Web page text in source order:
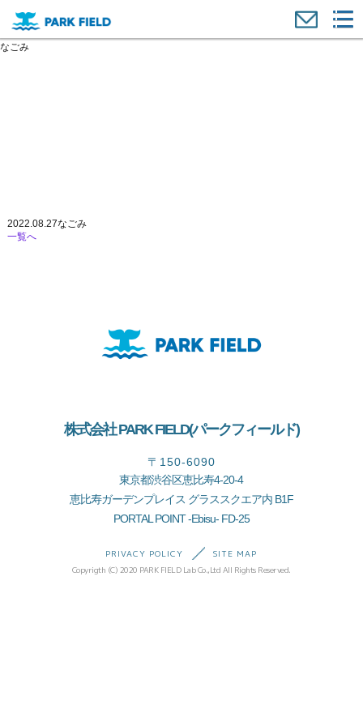
なごみ
2022.08.27なごみ
一覧へ
株式会社 PARK FIELD(パークフィールド)
〒150-6090
東京都渋谷区恵比寿4-20-4
恵比寿ガーデンプレイス グラススクエア内 B1F
PORTAL POINT -Ebisu- FD-25
PRIVACY POLICY SITE MAP
Copyrigth (C) 2020 PARK FIELD Lab Co.,Ltd All Rights Reserved.